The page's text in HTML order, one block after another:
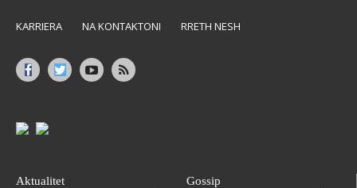
KARRIERA NA KONTAKTONI RRETH NESH
Aktualitet Gossip